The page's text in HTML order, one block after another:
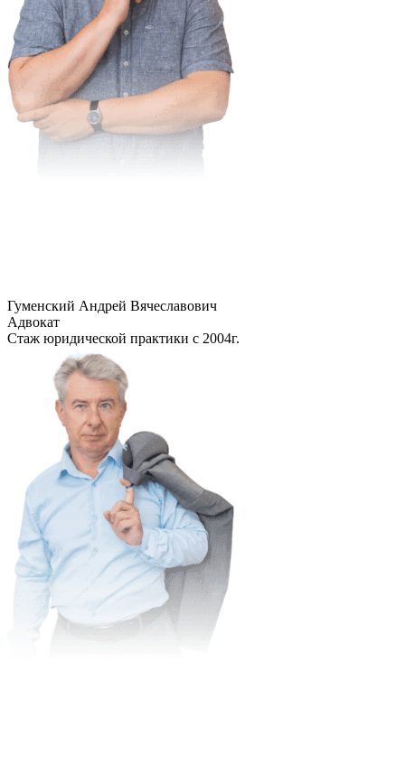
Гуменский Андрей Вячеславович
Адвокат
Стаж юридической практики с 2004г.